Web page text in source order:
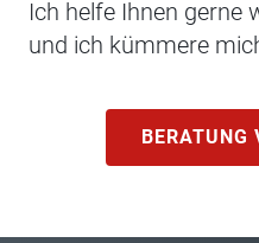
Ich helfe Ihnen gerne
und ich kümmere
BERATUNG